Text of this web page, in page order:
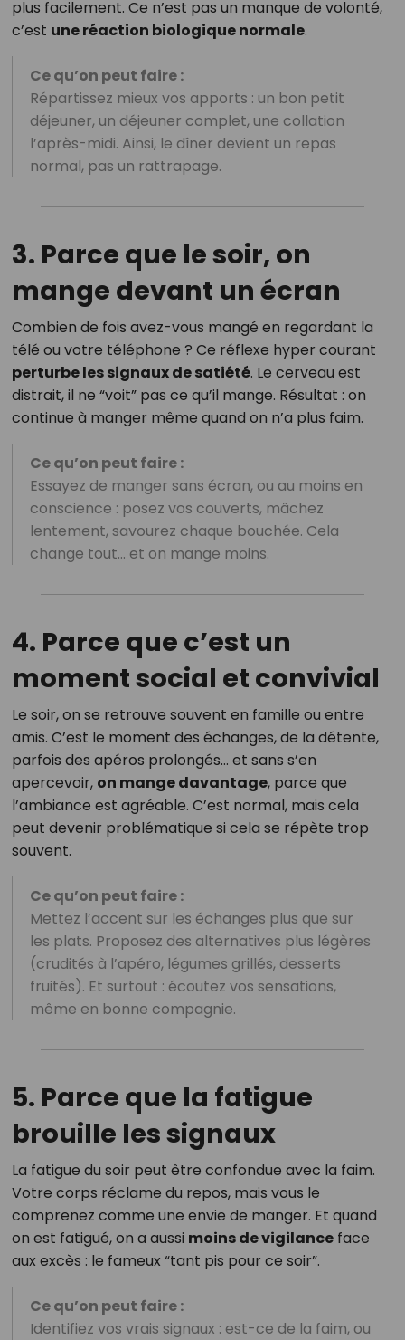
plus facilement. Ce n’est pas un manque de volonté,
c’est une réaction biologique normale.
Ce qu’on peut faire :
Répartissez mieux vos apports : un bon petit
déjeuner, un déjeuner complet, une collation
l’après-midi. Ainsi, le dîner devient un repas
normal, pas un rattrapage.
3. Parce que le soir, on
mange devant un écran
Combien de fois avez-vous mangé en regardant la
télé ou votre téléphone ? Ce réflexe hyper courant
perturbe les signaux de satiété. Le cerveau est
distrait, il ne “voit” pas ce qu’il mange. Résultat : on
continue à manger même quand on n’a plus faim.
Ce qu’on peut faire :
Essayez de manger sans écran, ou au moins en
conscience : posez vos couverts, mâchez
lentement, savourez chaque bouchée. Cela
change tout… et on mange moins.
4. Parce que c’est un
moment social et convivial
Le soir, on se retrouve souvent en famille ou entre
amis. C’est le moment des échanges, de la détente,
parfois des apéros prolongés… et sans s’en
apercevoir, on mange davantage, parce que
l’ambiance est agréable. C’est normal, mais cela
peut devenir problématique si cela se répète trop
souvent.
Ce qu’on peut faire :
Mettez l’accent sur les échanges plus que sur
les plats. Proposez des alternatives plus légères
(crudités à l’apéro, légumes grillés, desserts
fruités). Et surtout : écoutez vos sensations,
même en bonne compagnie.
5. Parce que la fatigue
brouille les signaux
La fatigue du soir peut être confondue avec la faim.
Votre corps réclame du repos, mais vous le
comprenez comme une envie de manger. Et quand
on est fatigué, on a aussi moins de vigilanceface
aux excès : le fameux “tant pis pour ce soir”.
Ce qu’on peut faire :
Identifiez vos vrais signaux : est-ce de la faim, ou